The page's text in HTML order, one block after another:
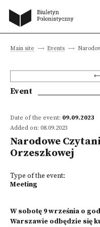
Main site Events
Event
Date of the event: 09.09.2023
Added on: 08.09.2023
Narodowe
Orzeszkowej
Type of the event:
Meeting
W sobotę 9 września o
Warszawie odbędzie się